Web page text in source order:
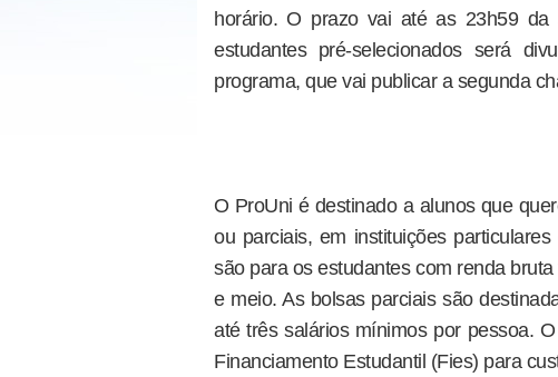
horário. O prazo vai até as 23h59 da
estudantes pré-selecionados será
programa, que vai publicar a segunda
O ProUni é destinado a alunos que
ou parciais, em instituições
são para os estudantes com renda
e meio. As bolsas parciais são
até três salários mínimos por pessoa.
Financiamento Estudantil (Fies) para